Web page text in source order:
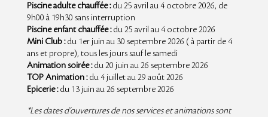
Piscine adulte chauffée :du 25 avril au 4 octobre 2026, de
9h00 à 19h30 sans interruption
Piscine enfant chauffée :du 25 avril au 4 octobre 2026
Mini Club :du 1er juin au 30 septembre 2026 ( à partir de 4
ans et propre), tous les jours sauf le samedi
Animation soirée :du 20 juin au 26 septembre 2026
TOP Animation :du 4 juillet au 29 août 2026
Epicerie :du 13 juin au 26 septembre 2026
*Les dates d’ouvertures de nos services et animations sont